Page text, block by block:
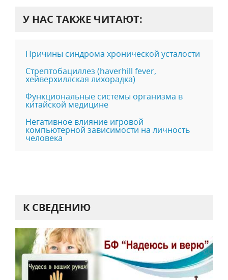
У НАС ТАКЖЕ ЧИТАЮТ:
Причины cиндрома хронической усталости
Стрептобациллез (haverhill fever,
хейверхиллская лихорадка)
Функциональные системы организма в
китайской медицине
Негативное влияние игровой
компьютерной зависимости на личность
человека
К СВЕДЕНИЮ